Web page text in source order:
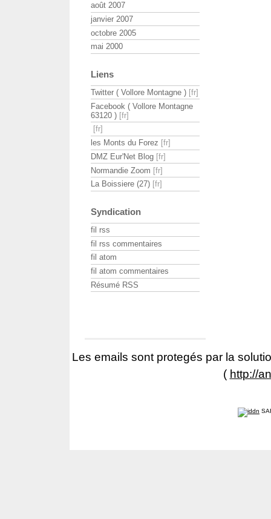
août 2007
janvier 2007
octobre 2005
mai 2000
Liens
Twitter ( Vollore Montagne )
Facebook ( Vollore Montagne
63120 )
les Monts du Forez
DMZ Eur'Net Blog
Normandie Zoom
La Boissiere (27)
Syndication
fil rss
fil rss commentaires
fil atom
fil atom commentaires
Résumé RSS
Les emails sont protegés par la
( http://